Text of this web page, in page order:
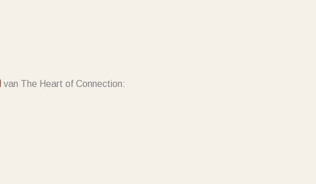
van The Heart of Connection: